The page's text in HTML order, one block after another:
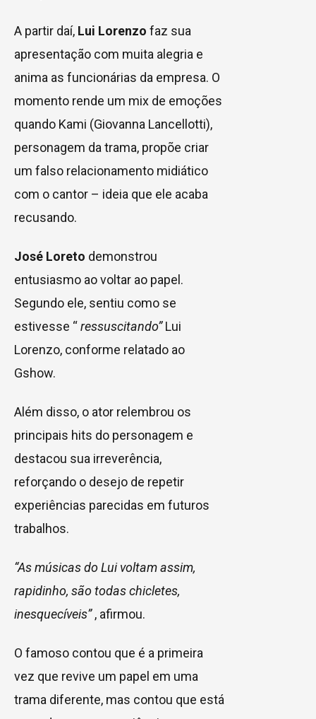
A partir daí, Lui Lorenzo faz sua
apresentação com muita alegria e
anima as funcionárias da empresa. O
momento rende um mix de emoções
quando Kami (Giovanna Lancellotti),
personagem da trama, propõe criar
um falso relacionamento midiático
com o cantor – ideia que ele acaba
recusando.
José Loreto demonstrou
entusiasmo ao voltar ao papel.
Segundo ele, sentiu como se
estivesse “ressuscitando”Lui
Lorenzo, conforme relatado ao
Gshow.
Além disso, o ator relembrou os
principais hits do personagem e
destacou sua irreverência,
reforçando o desejo de repetir
experiências parecidas em futuros
trabalhos.
“As músicas do Lui voltam assim,
rapidinho, são todas chicletes,
inesquecíveis”, afirmou.
O famoso contou que é a primeira
vez que revive um papel em uma
trama diferente, mas contou que está